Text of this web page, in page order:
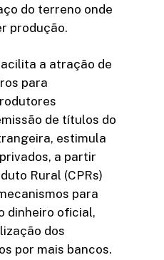
do terreno onde
produção.
a atração de
para
de títulos do
estimula
a partir
Rural (CPRs)
para
dinheiro oficial,
dos
por mais bancos.